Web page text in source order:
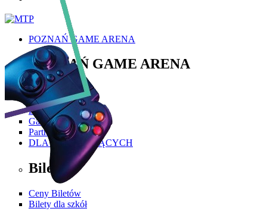
POZNAŃ GAME ARENA
POZNAŃ GAME ARENA
Poznaj PGA
Historia PGA
Zakres Tematyczny
Galeria
Partnerzy i Patroni
DLA ZWIEDZAJĄCYCH
Bilety
Ceny Biletów
Bilety dla szkół